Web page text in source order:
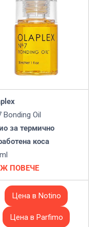
Bonding Oil
за термично
коса
ПОВЕЧЕ
Цена в Notino
Цена в Parfimo